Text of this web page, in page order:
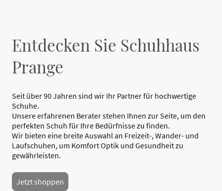
Entdecken Sie Schuhhaus
Prange
Seit über 90 Jahren sind wir Ihr Partner für hochwertige
Schuhe.
Unsere erfahrenen Berater stehen Ihnen zur Seite, um den
perfekten Schuh für Ihre Bedürfnisse zu finden.
Wir bieten eine breite Auswahl an Freizeit-, Wander- und
Laufschuhen, um Komfort Optik und Gesundheit zu
gewährleisten.
Jetzt shoppen